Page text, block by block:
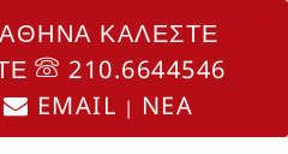
ΚΑΛΕΣΤΕ
210.6644546
EMAIL | NEA